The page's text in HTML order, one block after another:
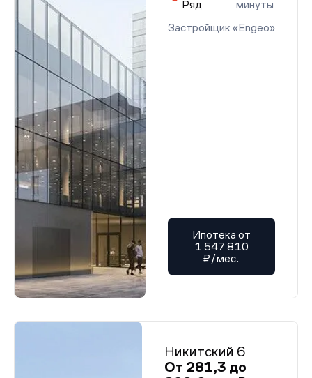
Ряд
минуты
Застройщик «Engeo»
Ипотека от
1 547 810
₽/мес.
Никитский 6
От 281,3 до